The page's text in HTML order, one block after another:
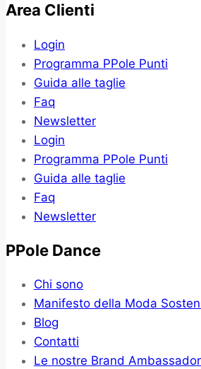
Area Clienti
Login
Programma PPole Punti
Guida alle taglie
Faq
Newsletter
Login
Programma PPole Punti
Guida alle taglie
Faq
Newsletter
PPole Dance
Chi sono
Manifesto della Moda
Blog
Contatti
Le nostre Brand Ambassador